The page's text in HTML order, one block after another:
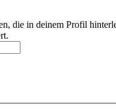
die in deinem Profil